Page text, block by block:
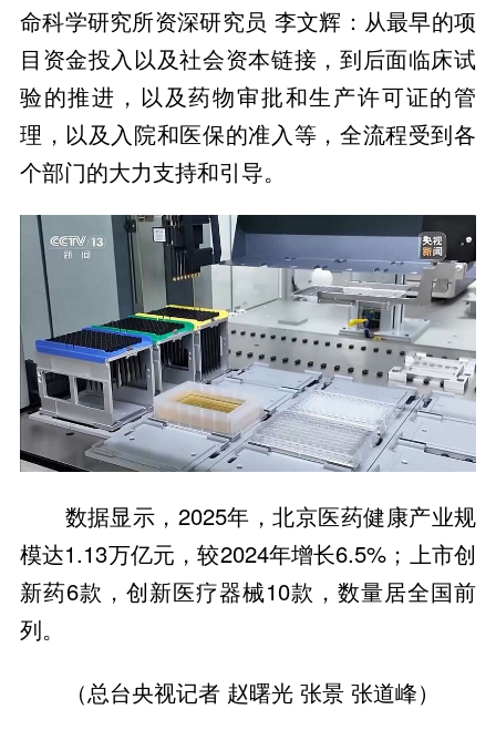
命科学研究所资深研究员 李文辉：从最早的项
目资金投入以及社会资本链接，到后面临床试
验的推进，以及药物审批和生产许可证的管
理，以及入院和医保的准入等，全流程受到各
个部门的大力支持和引导。
数据显示，2025年，北京医药健康产业规
模达1.13万亿元，较2024年增长6.5%；上市创
新药6款，创新医疗器械10款，数量居全国前
列。
（总台央视记者 赵曙光 张景 张道峰）